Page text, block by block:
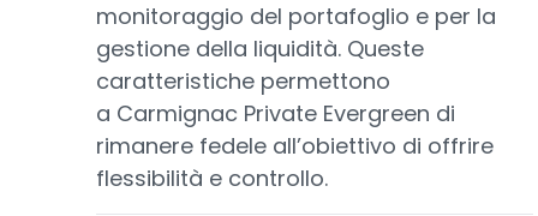
monitoraggio del portafoglio e per la
gestione della liquidità. Queste
caratteristiche permettono
a Carmignac Private Evergreen di
rimanere fedele all’obiettivo di offrire
flessibilità e controllo.